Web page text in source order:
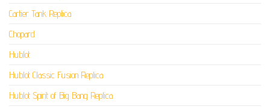
Cartier Tank Replica
Chopard
Hublot
Hublot Classic Fusion Replica
Hublot Spirit of Big Bang Replica